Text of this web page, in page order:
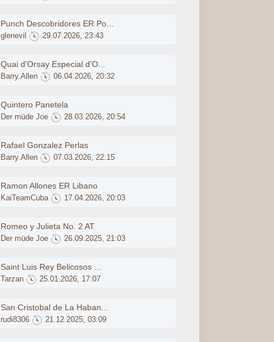
Punch Descobridores ER Po...
glenevil 29.07.2026, 23:43
Quai d'Orsay Especial d'O...
Barry.Allen 06.04.2026, 20:32
Quintero Panetela
Der müde Joe 28.03.2026, 20:54
Rafael Gonzalez Perlas
Barry.Allen 07.03.2026, 22:15
Ramon Allones ER Libano
KaiTeamCuba 17.04.2026, 20:03
Romeo y Julieta No. 2 AT
Der müde Joe 26.09.2025, 21:03
Saint Luis Rey Belicosos ...
Tarzan 25.01.2026, 17:07
San Cristobal de La Haban...
rudi8306 21.12.2025, 03:09